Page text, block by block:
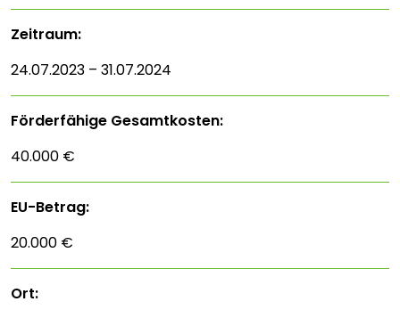
Zeitraum:
24.07.2023 – 31.07.2024
Förderfähige Gesamtkosten:
40.000 €
EU-Betrag:
20.000 €
Ort: